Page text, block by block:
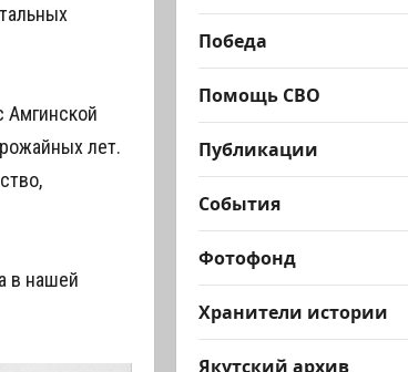
Амгинской
лет.
в нашей
Победа
Помощь СВО
Публикации
События
Фотофонд
Хранители истории
Якутский архив